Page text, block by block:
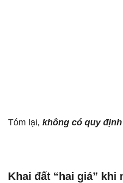
Tóm lại, không có quy
Khai đất “hai giá”